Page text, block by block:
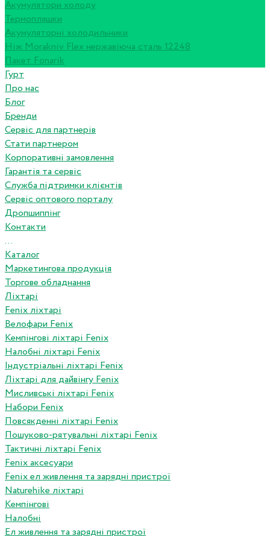
Акумулятори холоду
Термопляшки
Акумуляторні холодильники
Ніж Morakniv Flex нержавіюча сталь 12248
Пакет Fonarik
Гурт
Про нас
Блог
Бренди
Сервіс для партнерів
Стати партнером
Корпоративні замовлення
Гарантія та сервіс
Служба підтримки клієнтів
Сервіс оптового порталу
Дропшиппінг
Контакти
...
Каталог
Маркетингова продукція
Торгове обладнання
Ліхтарі
Fenix ліхтарі
Велофари Fenix
Кемпінгові ліхтарі Fenix
Налобні ліхтарі Fenix
Індустріальні ліхтарі Fenix
Ліхтарі для дайвінгу Fenix
Мисливські ліхтарі Fenix
Набори Fenix
Повсякденні ліхтарі Fenix
Пошуково-рятувальні ліхтарі Fenix
Тактичні ліхтарі Fenix
Fenix аксесуари
Fenix ел живлення та зарядні пристрої
Naturehike ліхтарі
Кемпінгові
Налобні
Ел живлення та зарядні пристрої